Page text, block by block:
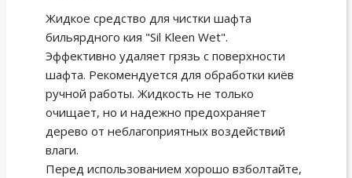
Жидкое средство для чистки шафта
бильярдного кия "Sil Kleen Wet".
Эффективно удаляет грязь с поверхности
шафта. Рекомендуется для обработки киёв
ручной работы. Жидкость не только
очищает, но и надежно предохраняет
дерево от неблагоприятных воздействий
влаги.
Перед использованием хорошо взболтайте,